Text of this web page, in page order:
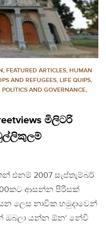
, FEATURED ARTICLES, HUMAN
AND REFUGEES, LIFE QUIPS,
POLITICS AND GOVERNANCE,
මිලිටරි
එනම් 2007 සැප්තැම්බර්
ආසන්න පිරිසක්
ලෙස නාවික හමුදාවෙන්
ඔබලා යන්න ඕන‘ නේවි